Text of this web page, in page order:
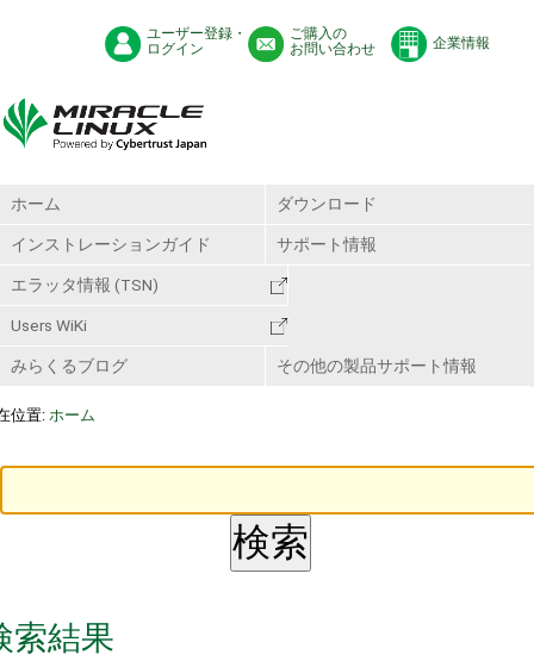
ユーザー登録・
ログイン
ご購入の
お問い合わせ
企業情報
ホーム ダウンロード
インストレーションガイド サポート情報
エラッタ情報 (TSN)
Users WiKi
みらくるブログ その他の製品サポート情報
位置: ホーム
索結果